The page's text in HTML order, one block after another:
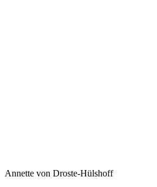
Annette von Droste-Hülshoff